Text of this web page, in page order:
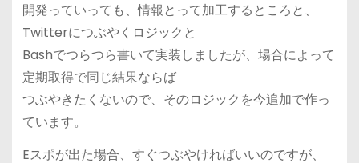
開発っていっても、情報とって加工するところと、
Twitterにつぶやくロジックと
Bashでつらつら書いて実装しましたが、場合によって
定期取得で同じ結果ならば
つぶやきたくないので、そのロジックを今追加で作っ
ています。
Eスポが出た場合、すぐつぶやければいいのですが、